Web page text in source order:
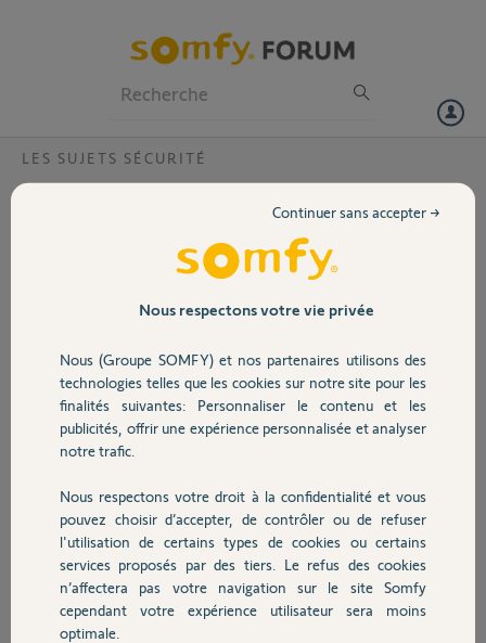
Volet
Sécurité
Domotique
Chauffage
Autres produits
LES SUJETS SÉCURITÉ
bonsoir , merci à pinse 57 pour la réponse.Oky je me lance ce week
Participer au fil de discussion
Réponses
Bonjour Jean-Louis,
Afin de mieux faire passer votre message de remerciement, je vous
conseille de le mettre à la suite de votre post initial au lien ci-dessous, en
cliquant sur le bouton "Répondre à cette question".
Centrale et détecteur
Nous respectons votre vie privée
Nous (Groupe SOMFY) et nos partenaires utilisons des
technologies telles que les cookies sur notre site pour les
finalités suivantes: Personnaliser le contenu et les
publicités, offrir une expérience personnalisée et analyser
notre trafic.
Nous respectons votre droit à la confidentialité et vous
pouvez choisir d’accepter, de contrôler ou de refuser
l'utilisation de certains types de cookies ou certains
services proposés par des tiers. Le refus des cookies
n’affectera pas votre navigation sur le site Somfy
cependant votre expérience utilisateur sera moins
optimale.
Continuer sans accepter →